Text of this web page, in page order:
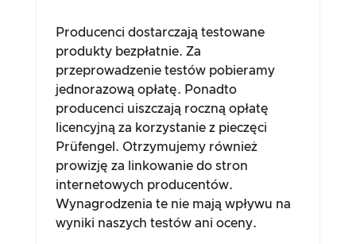
Producenci dostarczają testowane
produkty bezpłatnie. Za
przeprowadzenie testów pobieramy
jednorazową opłatę. Ponadto
producenci uiszczają roczną opłatę
licencyjną za korzystanie z pieczęci
Prüfengel. Otrzymujemy również
prowizję za linkowanie do stron
internetowych producentów.
Wynagrodzenia te nie mają wpływu na
wyniki naszych testów ani oceny.